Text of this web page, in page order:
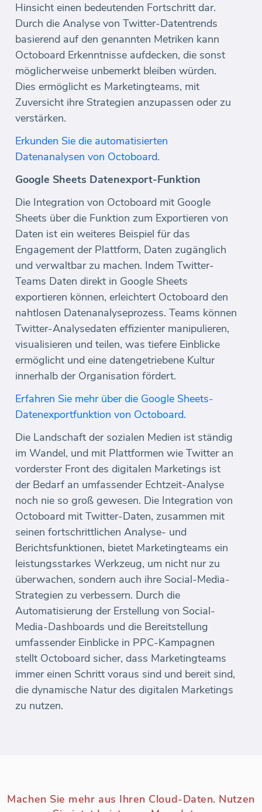
Hinsicht einen bedeutenden Fortschritt dar.
Durch die Analyse von Twitter-Datentrends
basierend auf den genannten Metriken kann
Octoboard Erkenntnisse aufdecken, die sonst
möglicherweise unbemerkt bleiben würden.
Dies ermöglicht es Marketingteams, mit
Zuversicht ihre Strategien anzupassen oder zu
verstärken.
Erkunden Sie die automatisierten
Datenanalysen von Octoboard.
Google Sheets Datenexport-Funktion
Die Integration von Octoboard mit Google
Sheets über die Funktion zum Exportieren von
Daten ist ein weiteres Beispiel für das
Engagement der Plattform, Daten zugänglich
und verwaltbar zu machen. Indem Twitter-
Teams Daten direkt in Google Sheets
exportieren können, erleichtert Octoboard den
nahtlosen Datenanalyseprozess. Teams können
Twitter-Analysedaten effizienter manipulieren,
visualisieren und teilen, was tiefere Einblicke
ermöglicht und eine datengetriebene Kultur
innerhalb der Organisation fördert.
Erfahren Sie mehr über die Google Sheets-
Datenexportfunktion von Octoboard.
Die Landschaft der sozialen Medien ist ständig
im Wandel, und mit Plattformen wie Twitter an
vorderster Front des digitalen Marketings ist
der Bedarf an umfassender Echtzeit-Analyse
noch nie so groß gewesen. Die Integration von
Octoboard mit Twitter-Daten, zusammen mit
seinen fortschrittlichen Analyse- und
Berichtsfunktionen, bietet Marketingteams ein
leistungsstarkes Werkzeug, um nicht nur zu
überwachen, sondern auch ihre Social-Media-
Strategien zu verbessern. Durch die
Automatisierung der Erstellung von Social-
Media-Dashboards und die Bereitstellung
umfassender Einblicke in PPC-Kampagnen
stellt Octoboard sicher, dass Marketingteams
immer einen Schritt voraus sind und bereit sind,
die dynamische Natur des digitalen Marketings
zu nutzen.
Machen Sie mehr aus Ihren Cloud-Daten. Nutzen